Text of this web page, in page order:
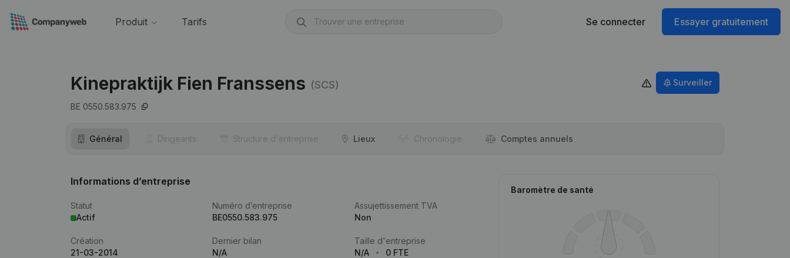
Produit Tarifs Se connecter Essayer gratuitement
Kinepraktijk Fien Franssens (SCS)
BE 0550.583.975
Surveiller
Général Dirigeants Structure d'entreprise Lieux Chronologie Comptes annuels
Informations d’entreprise
Statut
Actif
Numéro d’entreprise
BE0550.583.975
Assujettissement TVA
Non
Création
21-03-2014
Dernier bilan
N/A
Taille d'entreprise
N/A
0 FTE
Baromètre de santé